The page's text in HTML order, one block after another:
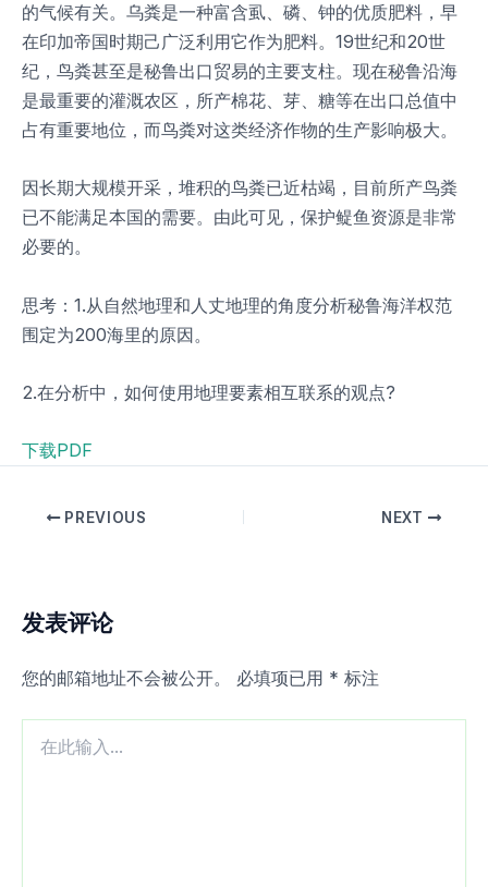
的气候有关。乌粪是一种富含虱、磷、钟的优质肥料，早
在印加帝国时期己广泛利用它作为肥料。19世纪和20世
纪，鸟粪甚至是秘鲁出口贸易的主要支柱。现在秘鲁沿海
是最重要的灌溉农区，所产棉花、芽、糖等在出口总值中
占有重要地位，而鸟粪对这类经济作物的生产影响极大。
因长期大规模开采，堆积的鸟粪已近枯竭，目前所产鸟粪
已不能满足本国的需要。由此可见，保护鳀鱼资源是非常
必要的。
思考：1.从自然地理和人丈地理的角度分析秘鲁海洋权范
围定为200海里的原因。
2.在分析中，如何使用地理要素相互联系的观点?
下载PDF
PREVIOUS NEXT
发表评论
您的邮箱地址不会被公开。 必填项已用 * 标注